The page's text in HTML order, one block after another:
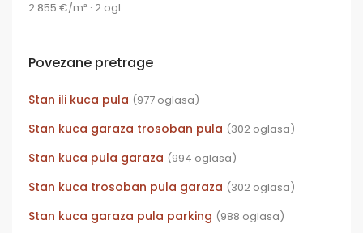
2.855 €/m² · 2 ogl.
Povezane pretrage
Stan ili kuca pula (977 oglasa)
Stan kuca garaza trosoban pula (302 oglasa)
Stan kuca pula garaza (994 oglasa)
Stan kuca trosoban pula garaza (302 oglasa)
Stan kuca garaza pula parking (988 oglasa)